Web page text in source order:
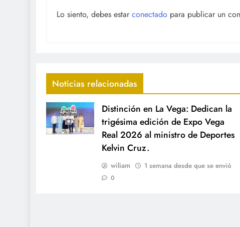
Lo siento, debes estar conectado para publicar un
Noticias relacionadas
Distinción en La Vega: Dedican la
trigésima edición de Expo Vega
Real 2026 al ministro de Deportes
Kelvin Cruz.
wiliam 1 semana desde que se envió
0